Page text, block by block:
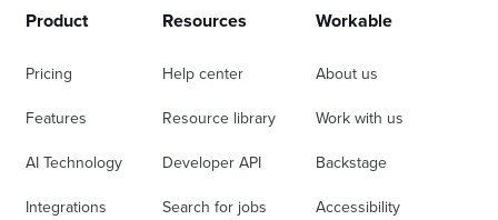
Product
Pricing
Features
AI Technology
Integrations
Resources
Help center
Resource library
Developer API
Search for jobs
Workable
About us
Work with us
Backstage
Accessibility